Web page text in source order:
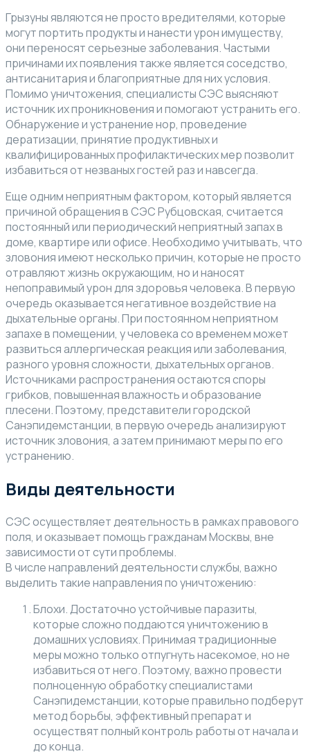
Грызуны являются не просто вредителями, которые
могут портить продукты и нанести урон имуществу,
они переносят серьезные заболевания. Частыми
причинами их появления также является соседство,
антисанитария и благоприятные для них условия.
Помимо уничтожения, специалисты СЭС выясняют
источник их проникновения и помогают устранить его.
Обнаружение и устранение нор, проведение
дератизации, принятие продуктивных и
квалифицированных профилактических мер позволит
избавиться от незваных гостей раз и навсегда.
Еще одним неприятным фактором, который является
причиной обращения в СЭС Рубцовская, считается
постоянный или периодический неприятный запах в
доме, квартире или офисе. Необходимо учитывать, что
зловония имеют несколько причин, которые не просто
отравляют жизнь окружающим, но и наносят
непоправимый урон для здоровья человека. В первую
очередь оказывается негативное воздействие на
дыхательные органы. При постоянном неприятном
запахе в помещении, у человека со временем может
развиться аллергическая реакция или заболевания,
разного уровня сложности, дыхательных органов.
Источниками распространения остаются споры
грибков, повышенная влажность и образование
плесени. Поэтому, представители городской
Санэпидемстанции, в первую очередь анализируют
источник зловония, а затем принимают меры по его
устранению.
Виды деятельности
СЭС осуществляет деятельность в рамках правового
поля, и оказывает помощь гражданам Москвы, вне
зависимости от сути проблемы.
В числе направлений деятельности службы, важно
выделить такие направления по уничтожению:
Блохи. Достаточно устойчивые паразиты,
которые сложно поддаются уничтожению в
домашних условиях. Принимая традиционные
меры можно только отпугнуть насекомое, но не
избавиться от него. Поэтому, важно провести
полноценную обработку специалистами
Санэпидемстанции, которые правильно подберут
метод борьбы, эффективный препарат и
осуществят полный контроль работы от начала и
до конца.